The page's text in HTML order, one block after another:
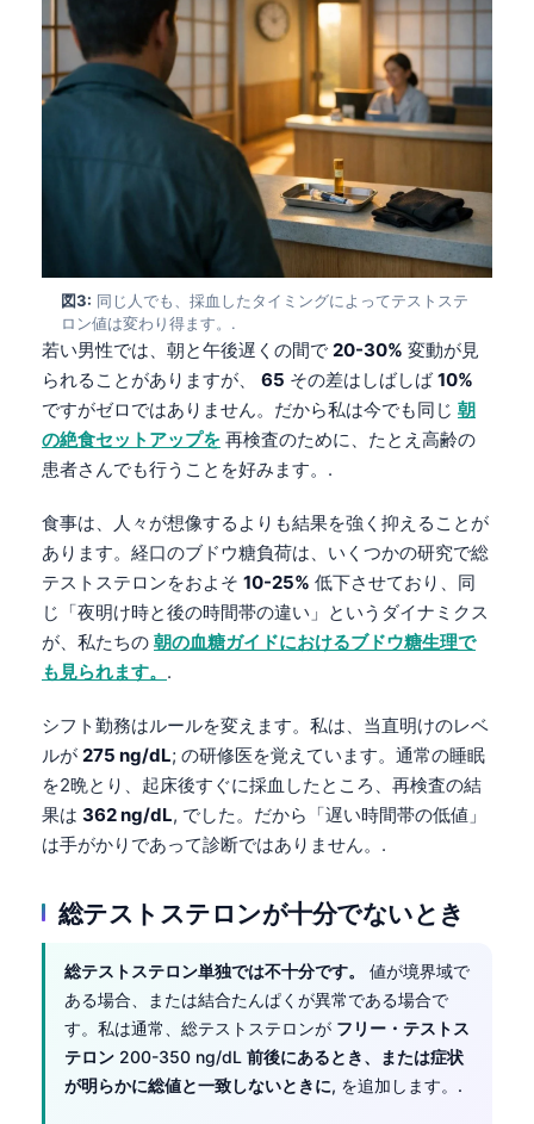
図3: 同じ人でも、採血したタイミングによってテストステ
ロン値は変わり得ます。.
若い男性では、朝と午後遅くの間で 20-30% 変動が見
られることがありますが、 65 その差はしばしば10%
ですがゼロではありません。だから私は今でも同じ 朝
の絶食セットアップを 再検査のために、たとえ高齢の
患者さんでも行うことを好みます。.
食事は、人々が想像するよりも結果を強く抑えることが
あります。経口のブドウ糖負荷は、いくつかの研究で総
テストステロンをおよそ 10-25% 低下させており、同
じ「夜明け時と後の時間帯の違い」というダイナミクス
が、私たちの 朝の血糖ガイドにおけるブドウ糖生理で
も見られます。 .
シフト勤務はルールを変えます。私は、当直明けのレベ
ルが 275 ng/dL; の研修医を覚えています。通常の睡眠
を2晩とり、起床後すぐに採血したところ、再検査の結
果は 362 ng/dL, でした。だから「遅い時間帯の低値」
は手がかりであって診断ではありません。.
総テストステロンが十分でないとき
総テストステロン単独では不十分です。
値が境界域で
ある場合、または結合たんぱくが異常である場合で
す。私は通常、総テストステロンが フリー・テストス
テロン 200-350 ng/dL 前後にあるとき、または症状
が明らかに総値と一致しないときに, を追加します。.